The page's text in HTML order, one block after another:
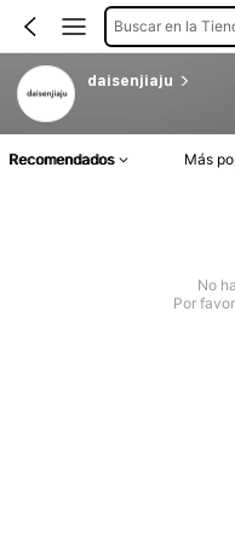
Buscar en la
daisenjiaju
Recomendados Más
No
Por